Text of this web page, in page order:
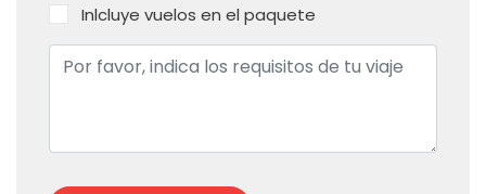
Inlcluye vuelos en el paquete